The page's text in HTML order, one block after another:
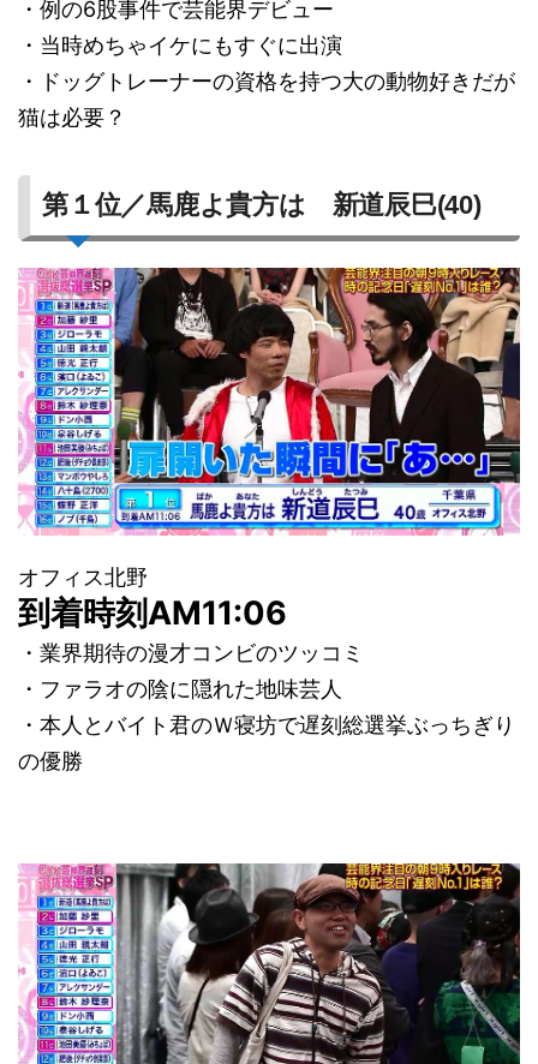
・例の6股事件で芸能界デビュー
・当時めちゃイケにもすぐに出演
・ドッグトレーナーの資格を持つ大の動物好きだが
猫は必要？
第１位／馬鹿よ貴方は 新道辰巳(40)
オフィス北野
到着時刻AM11:06
・業界期待の漫才コンビのツッコミ
・ファラオの陰に隠れた地味芸人
・本人とバイト君のＷ寝坊で遅刻総選挙ぶっちぎり
の優勝